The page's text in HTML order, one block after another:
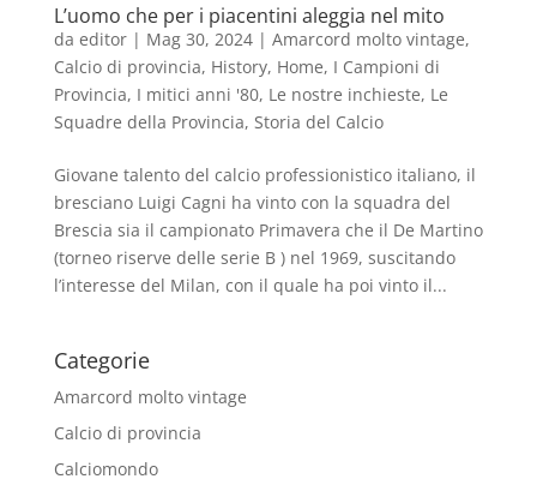
L’uomo che per i piacentini aleggia nel mito
da editor| Mag 30, 2024| Amarcord molto vintage,
Calcio di provincia, History, Home, I Campioni di
Provincia, I mitici anni '80, Le nostre inchieste, Le
Squadre della Provincia, Storia del Calcio
Giovane talento del calcio professionistico italiano, il
bresciano Luigi Cagni ha vinto con la squadra del
Brescia sia il campionato Primavera che il De Martino
(torneo riserve delle serie B ) nel 1969, suscitando
l’interesse del Milan, con il quale ha poi vinto il...
Categorie
Amarcord molto vintage
Calcio di provincia
Calciomondo